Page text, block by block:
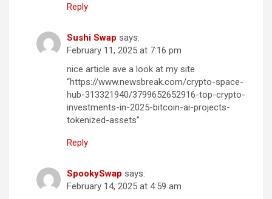
Reply
Sushi Swap says:
February 11, 2025 at 7:16 pm
nice article ave a look at my site
“https://www.newsbreak.com/crypto-space-
hub-313321940/3799652652916-top-crypto-
investments-in-2025-bitcoin-ai-projects-
tokenized-assets”
Reply
SpookySwap says:
February 14, 2025 at 4:59 am